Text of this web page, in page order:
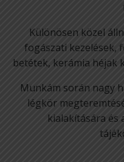
Különösen közel
fogászati kezelések,
betétek, kerámia héjak
Munkám során nagy
légkör
kialakítására és